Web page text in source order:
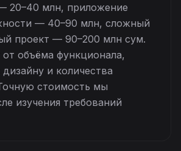
20–40 млн, приложение
— 40–90 млн, сложный
проект — 90–200 млн сум.
от объёма функционала,
и количества
стоимость мы
изучения требований